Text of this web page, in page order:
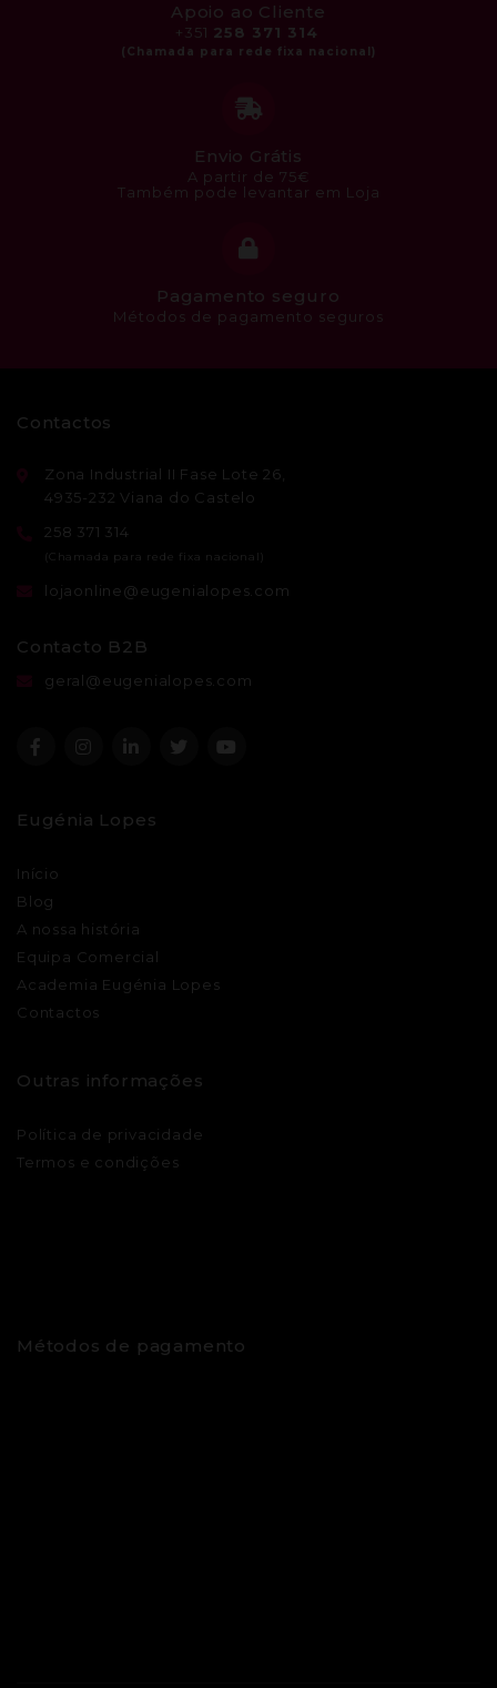
Apoio ao Cliente
+351 258 371 314
Envio Grátis
A partir de 75€
Também pode levantar em Loja
Pagamento seguro
Métodos de pagamento seguros
Contactos
Zona Industrial II Fase Lote 26,
4935-232 Viana do Castelo
258 371 314
lojaonline@eugenialopes.com
Contacto B2B
geral@eugenialopes.com
Eugénia Lopes
Início
Blog
A nossa história
Equipa Comercial
Academia Eugénia Lopes
Contactos
Outras informações
Política de privacidade
Termos e condições
Métodos de pagamento